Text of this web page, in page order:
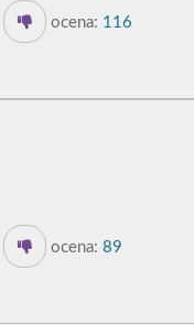
ocena: 116
ocena: 89